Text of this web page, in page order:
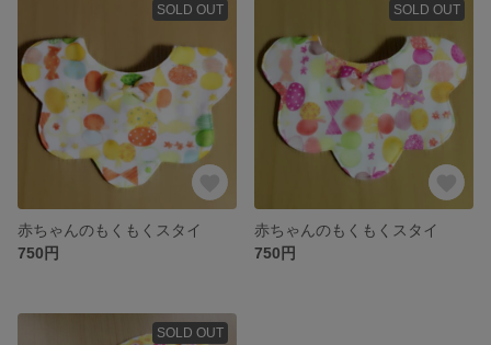
SOLD OUT
赤ちゃんのもくもくスタイ
750円
SOLD OUT
赤ちゃんのもくもくスタイ
750円
SOLD OUT